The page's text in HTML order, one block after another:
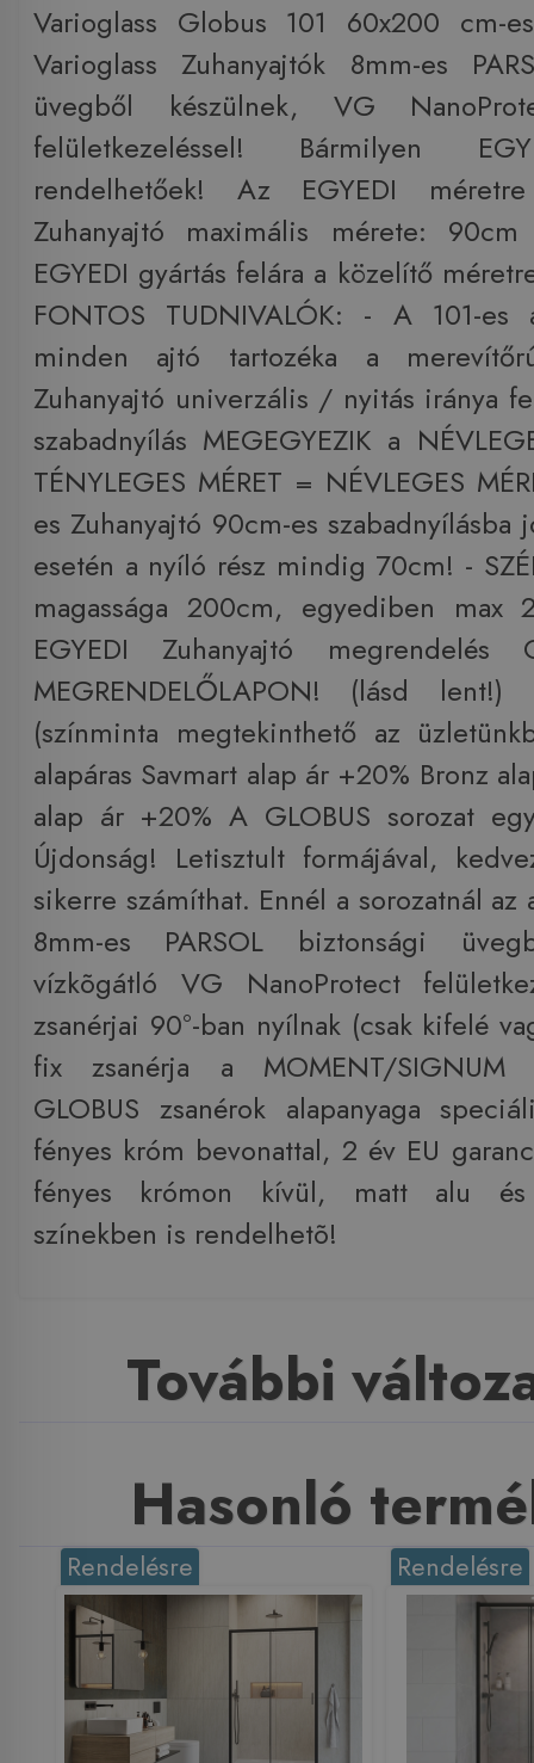
Varioglass Globus 101 60x200 cm-
Varioglass Zuhanyajtók 8mm-es
üvegből készülnek, VG
felületkezeléssel! Bármilyen
rendelhetőek! Az EGYEDI
Zuhanyajtó maximális mérete:
EGYEDI gyártás felára a közelítő
FONTOS TUDNIVALÓK: - A 101-es
minden ajtó tartozéka a
Zuhanyajtó univerzális / nyitás iránya
szabadnyílás MEGEGYEZIK a
TÉNYLEGES MÉRET = NÉVLEGES
es Zuhanyajtó 90cm-es szabadnyílásba
esetén a nyíló rész mindig 70cm! -
magassága 200cm, egyediben max
EGYEDI Zuhanyajtó megrendelés
MEGRENDELŐLAPON! (lásd
(színminta megtekinthető az
alapáras Savmart alap ár +20% Bronz
alap ár +20% A GLOBUS sorozat
Újdonság! Letisztult formájával,
sikerre számíthat. Ennél a sorozatnál az
8mm-es PARSOL biztonsági
vízkõgátló VG NanoProtect
zsanérjai 90°-ban nyílnak (csak kifelé
fix zsanérja a MOMENT/SIGNUM
GLOBUS zsanérok alapanyaga
fényes króm bevonattal, 2 év EU
fényes krómon kívül, matt alu és
színekben is rendelhetõ!
További
Hasonló
Rendelésre Rendelésre